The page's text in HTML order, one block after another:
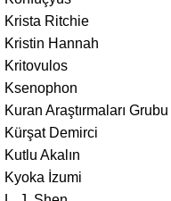
Krista Ritchie
Kristin Hannah
Kritovulos
Ksenophon
Kuran Araştırmaları Grubu
Kürşat Demirci
Kutlu Akalın
Kyoka İzumi